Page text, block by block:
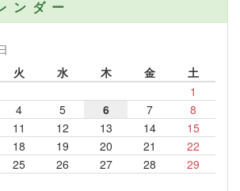
ンダー
火 水 木 金
土
1
4 5 6 7
8
11 12 13 14
15
18 19 20 21
22
25 26 27 28
29